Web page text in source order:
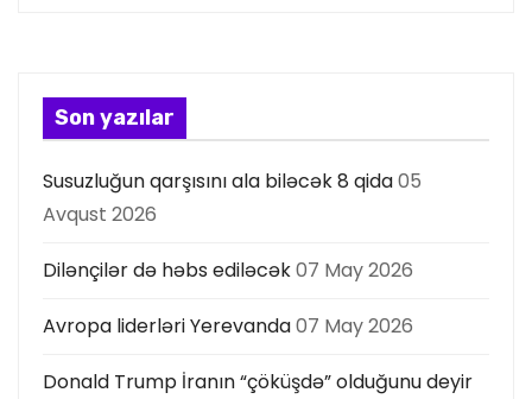
s
ı
Son yazılar
Susuzluğun qarşısını ala biləcək 8 qida05
Avqust 2026
Dilənçilər də həbs ediləcək07 May 2026
Avropa liderləri Yerevanda07 May 2026
Donald Trump İranın “çöküşdə” olduğunu deyir